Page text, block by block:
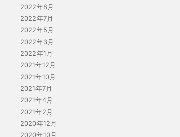
2022年8月
2022年7月
2022年5月
2022年3月
2022年1月
2021年12月
2021年10月
2021年7月
2021年4月
2021年2月
2020年12月
2020年10月